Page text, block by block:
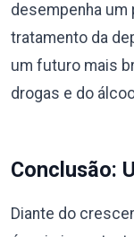
desempenha um
tratamento da
um futuro mais
drogas e do
Conclusão:
Diante do